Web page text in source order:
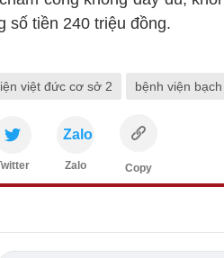
số tiền 240 triệu đồng.
việt đức cơ sở 2 bệnh viện
Zalo
Zalo Copy